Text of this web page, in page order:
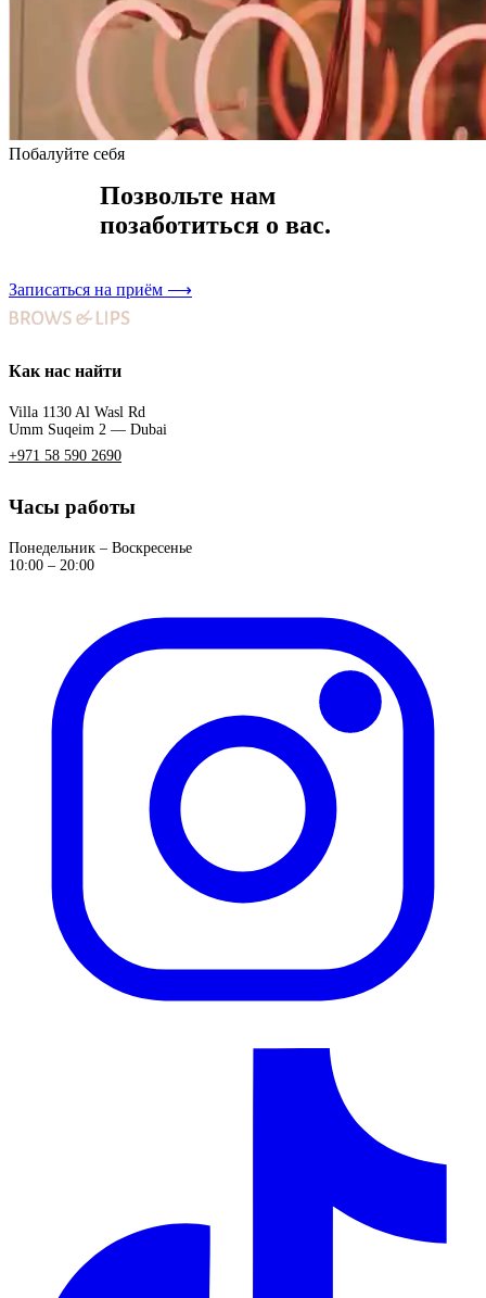
Побалуйте себя
Позвольте нам
позаботиться о вас.
Записаться на приём ⟶
Как нас найти
Villa 1130 Al Wasl Rd
Umm Suqeim 2 — Dubai
+971 58 590 2690
Часы работы
Понедельник – Воскресенье
10:00 – 20:00